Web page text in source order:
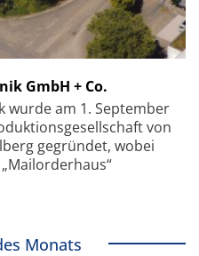
GmbH + Co.
wurde am 1. September
von
gegründet, wobei
Monats